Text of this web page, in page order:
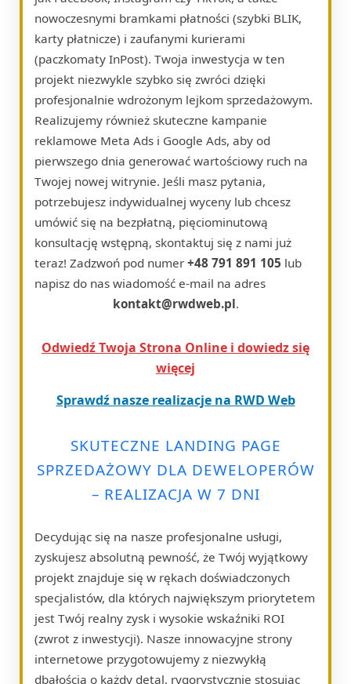
nowoczesnymi bramkami płatności (szybki BLIK,
karty płatnicze) i zaufanymi kurierami
(paczkomaty InPost). Twoja inwestycja w ten
projekt niezwykle szybko się zwróci dzięki
profesjonalnie wdrożonym lejkom sprzedażowym.
Realizujemy również skuteczne kampanie
reklamowe Meta Ads i Google Ads, aby od
pierwszego dnia generować wartościowy ruch na
Twojej nowej witrynie. Jeśli masz pytania,
potrzebujesz indywidualnej wyceny lub chcesz
umówić się na bezpłatną, pięciominutową
konsultację wstępną, skontaktuj się z nami już
teraz! Zadzwoń pod numer +48 791 891 105 lub
napisz do nas wiadomość e-mail na adres
kontakt@rwdweb.pl.
Odwiedź Twoja Strona Online i dowiedz się
więcej
Sprawdź nasze realizacje na RWD Web
SKUTECZNE LANDING PAGE
SPRZEDAŻOWY DLA DEWELOPERÓW
– REALIZACJA W 7 DNI
Decydując się na nasze profesjonalne usługi,
zyskujesz absolutną pewność, że Twój wyjątkowy
projekt znajduje się w rękach doświadczonych
specjalistów, dla których największym priorytetem
jest Twój realny zysk i wysokie wskaźniki ROI
(zwrot z inwestycji). Nasze innowacyjne strony
internetowe przygotowujemy z niezwykłą
dbałością o każdy detal, rygorystycznie stosując